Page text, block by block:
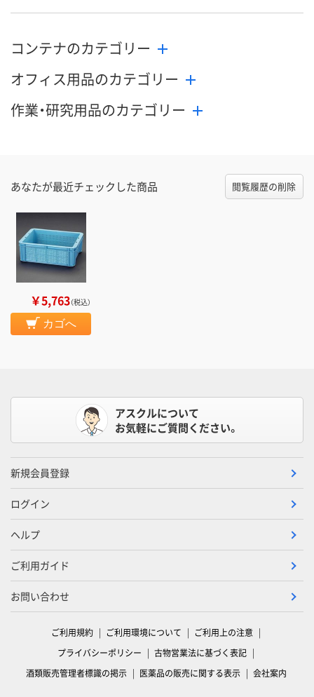
コンテナのカテゴリー
オフィス用品のカテゴリー
作業・研究用品のカテゴリー
あなたが最近チェックした商品 閲覧履歴の削除
￥5,763（税込）
カゴへ
アスクルについて
お気軽にご質問ください。
新規会員登録
ログイン
ヘルプ
ご利用ガイド
お問い合わせ
ご利用規約 ご利用環境について
ご利用上の注意
プライバシーポリシー
古物営業法に基づく表記
酒類販売管理者標識の掲示
医薬品の販売に関する表示 会社案内